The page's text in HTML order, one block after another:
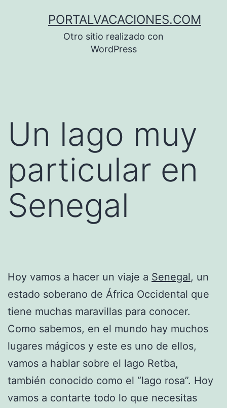
PORTALVACACIONES.COM
Otro sitio realizado con
WordPress
Un lago muy
particular en
Senegal
Hoy vamos a hacer un viaje a Senegal, un
estado soberano de África Occidental que
tiene muchas maravillas para conocer.
Como sabemos, en el mundo hay muchos
lugares mágicos y este es uno de ellos,
vamos a hablar sobre el lago Retba,
también conocido como el “lago rosa”. Hoy
vamos a contarte todo lo que necesitas